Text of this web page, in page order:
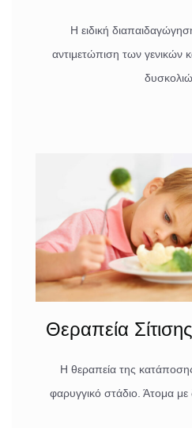
Η ειδική
αντιμετώπιση των γενικών
Θεραπεία
Η θεραπεία της
φαρυγγικό στάδιο. Άτομα